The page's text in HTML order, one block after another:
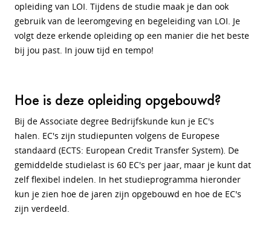
opleiding van LOI. Tijdens de studie maak je dan ook
gebruik van de leeromgeving en begeleiding van LOI. Je
volgt deze erkende opleiding op een manier die het beste
bij jou past. In jouw tijd en tempo!
Hoe is deze opleiding opgebouwd?
Bij de Associate degree Bedrijfskunde kun je EC's
halen. EC's zijn studiepunten volgens de Europese
standaard (ECTS: European Credit Transfer System). De
gemiddelde studielast is 60 EC's per jaar, maar je kunt dat
zelf flexibel indelen. In het studieprogramma hieronder
kun je zien hoe de jaren zijn opgebouwd en hoe de EC's
zijn verdeeld.